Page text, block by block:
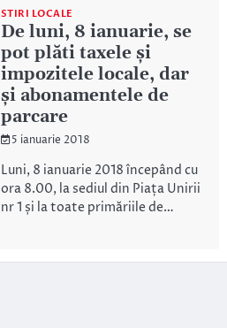
STIRI LOCALE
De luni, 8 ianuarie, se
pot plăti taxele şi
impozitele locale, dar
şi abonamentele de
parcare
5 ianuarie 2018
Luni, 8 ianuarie 2018 începând cu
ora 8.00, la sediul din Piața Unirii
nr 1 și la toate primăriile de…